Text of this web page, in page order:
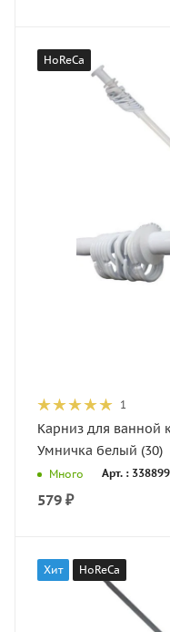
HoReCa
1
Карниз для ванной
Умничка белый (30)
Много Арт. : 338899
579 ₽
Хит HoReCa